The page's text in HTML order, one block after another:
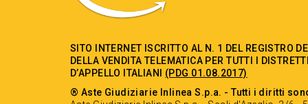
SITO INTERNET ISCRITTO AL N. 1 DEL REGISTRO
DELLA VENDITA TELEMATICA PER TUTTI I
D’APPELLO ITALIANI (PDG 01.08.2017)
® Aste Giudiziarie Inlinea S.p.a. - Tutti i diritti